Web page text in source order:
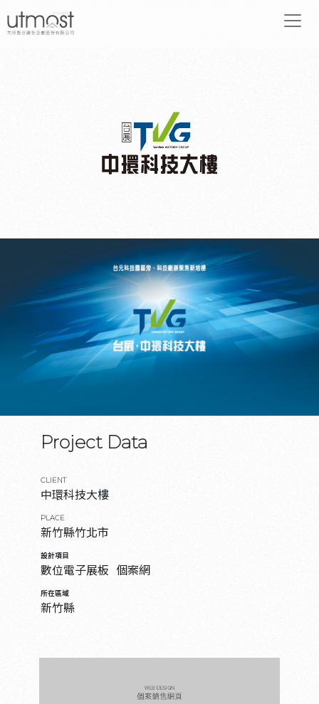
Project Data
CLIENT
中環科技大樓
PLACE
新竹縣竹北市
設計項目
數位電子展板 個案網
所在區域
新竹縣